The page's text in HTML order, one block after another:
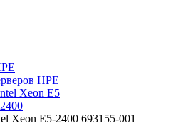
HPE
Xeon E5
Xeon E5-2400 693155-001